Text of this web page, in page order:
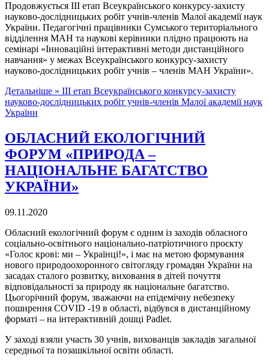
Продовжується ІІІ етап Всеукраїнського конкурсу-захисту
науково-дослідницьких робіт учнів-членів Малої академії наук
України. Педагогічні працівники Сумського територіального
відділення МАН та наукові керівники плідно працюють на
семінарі «Інноваційні інтерактивні методи дистанційного
навчання» у межах Всеукраїнського конкурсу-захисту
науково-дослідницьких робіт учнів – членів МАН України».
Детальніше » ІІІ етап Всеукраїнського конкурсу-захисту
науково-дослідницьких робіт учнів-членів Малої академії наук
України
ОБЛАСНИЙ ЕКОЛОГІЧНИЙ
ФОРУМ «ПРИРОДА –
НАЦІОНАЛЬНЕ БАГАТСТВО
УКРАЇНИ»
09.11.2020
Обласний екологічний форум є одним із заходів обласного
соціально-освітнього національно-патріотичного проєкту
«Голос крові: ми – Українці!», і має на метою формування
нового природоохоронного світогляду громадян України на
засадах сталого розвитку, виховання в дітей почуття
відповідальності за природу як національне багатство.
Цьогорічний форум, зважаючи на епідемічну небезпеку
поширення COVID -19 в області, відбувся в дистанційному
форматі – на інтерактивній дошці Padlet.
У заході взяли участь 30 учнів, вихованців закладів загальної
середньої та позашкільної освіти області.